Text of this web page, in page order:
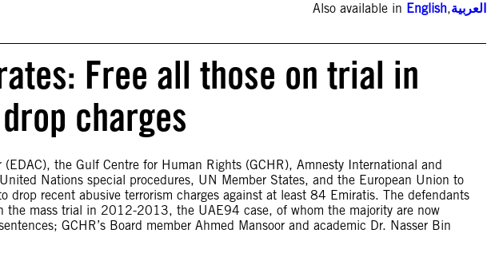
Also available in English,العربية
Free all those on trial in
charges
(EDAC), the Gulf Centre for Human Rights (GCHR), Amnesty International and
Nations special procedures, UN Member States, and the European Union to
drop recent abusive terrorism charges against at least 84 Emiratis. The defendants
the mass trial in 2012-2013, the UAE94 case, of whom the majority are now
GCHR’s Board member Ahmed Mansoor and academic Dr. Nasser Bin